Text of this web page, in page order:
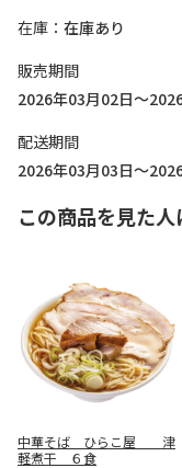
在庫
在庫あり
販売期間
2026年03月02日～
配送期間
2026年03月03日～
この商品を見た
中華そば ひらこ屋 津
軽煮干 ６食